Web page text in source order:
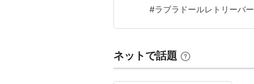
#ラブラドールレトリーバー
ネットで話題